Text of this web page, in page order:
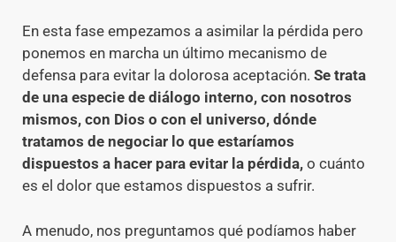
En esta fase empezamos a asimilar la pérdida pero
ponemos en marcha un último mecanismo de
defensa para evitar la dolorosa aceptación. Se trata
de una especie de diálogo interno, con nosotros
mismos, con Dios o con el universo, dónde
tratamos de negociar lo que estaríamos
dispuestos a hacer para evitar la pérdida, o cuánto
es el dolor que estamos dispuestos a sufrir.
A menudo, nos preguntamos qué podíamos haber